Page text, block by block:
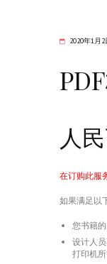
2020年1月2
人
在订购此服
如果满足以
您书籍
设计人
打印机